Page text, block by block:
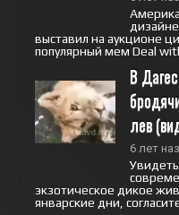
выставил на аукционе
популярный мем Deal
В
лев
6 лет
экзотическое дикое
январские дни,